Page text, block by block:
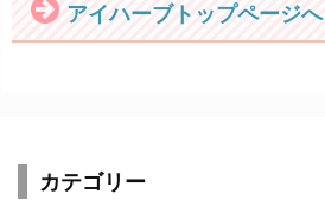
アイハーブトップページへ
カテゴリー